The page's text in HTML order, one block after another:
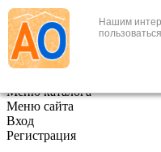
Нашим
+7 (495) 646-888-1
В корзине 0
Меню каталога
Меню сайта
Вход
Регистрация